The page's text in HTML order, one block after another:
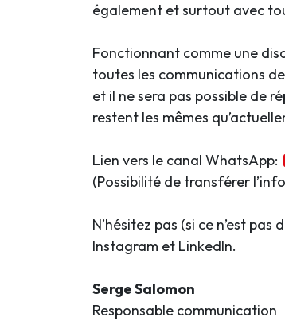
également et surtout avec
Fonctionnant comme une
toutes les communications
et il ne sera pas possible de
restent les mêmes
Lien vers le canal WhatsApp:
(Possibilité de transférer
N’hésitez pas (si ce n’est
Instagram et LinkedIn.
Serge Salomon
Responsable communication